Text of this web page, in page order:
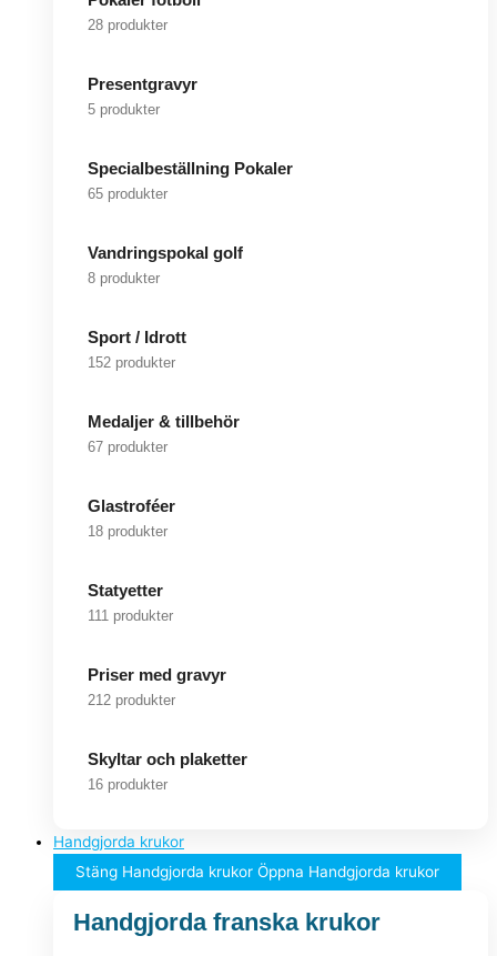
28 produkter
Presentgravyr
5 produkter
Specialbeställning Pokaler
65 produkter
Vandringspokal golf
8 produkter
Sport / Idrott
152 produkter
Medaljer & tillbehör
67 produkter
Glastroféer
18 produkter
Statyetter
111 produkter
Priser med gravyr
212 produkter
Skyltar och plaketter
16 produkter
Handgjorda krukor
Stäng Handgjorda krukor Öppna Handgjorda krukor
Handgjorda franska krukor